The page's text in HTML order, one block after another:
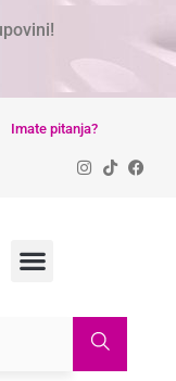
Imate pitanja?